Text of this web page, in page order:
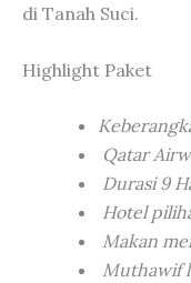
di Tanah Suci.
Highlight Paket
Qatar
Durasi 9
Hotel
Makan
Muthawif